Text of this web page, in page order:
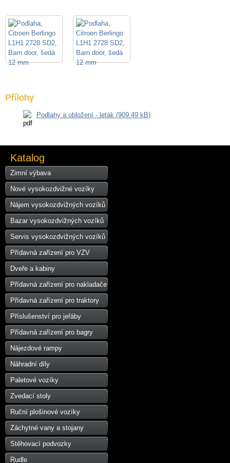
Přílohy
Podlahy a obložení - leták (909.49 kB)
Katalog
Zimní výbava
Nové vysokozdvižné vozíky
Nájem vysokozdvižných vozíků
Bazar vysokozdvižných vozíků
Servis vysokozdvižných vozíků
Přídavná zařízení pro VZV
Dveře a kabiny
Přídavná zařízení pro nakladače
Přídavná zařízení pro traktory
Příslušenství pro jeřáby
Přídavná zařízení pro bagry
Nájezdové rampy
Náhradní díly
Paletové vozíky
Zvedací stoly
Ruční plošinové vozíky
Záchytné vany a stojany
Stěhovací podvozky
Rudle